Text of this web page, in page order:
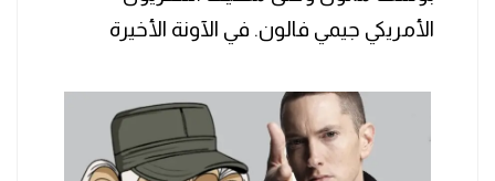
الأمريكي جيمي فالون. في الآونة الأخيرة